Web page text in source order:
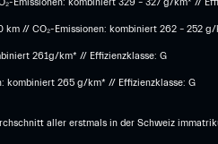
// CO₂-Emissionen: kombiniert 262 – 252
261g/km* // Effizienzklasse: G
kombiniert 265 g/km* // Effizienzklasse: G
aller erstmals in der Schweiz